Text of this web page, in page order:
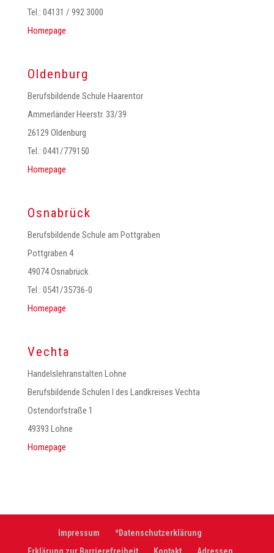
Tel.: 04131 / 992 3000
Homepage
Oldenburg
Berufsbildende Schule Haarentor
Ammerländer Heerstr. 33/39
26129 Oldenburg
Tel.: 0441/779150
Homepage
Osnabrück
Berufsbildende Schule am Pottgraben
Pottgraben 4
49074 Osnabrück
Tel.: 0541/35736-0
Homepage
Vechta
Handelslehranstalten Lohne
Berufsbildende Schulen I des Landkreises Vechta
Ostendorfstraße 1
49393 Lohne
Homepage
Impressum
*Datenschutzerklärung